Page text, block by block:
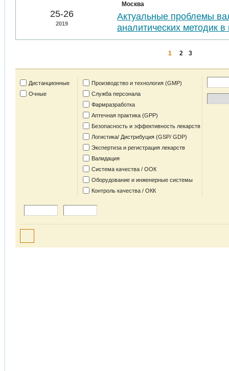
25-26
2019
Москва
Актуальные проблемы
аналитических методик в
1 2 3
Дистанционные
Очные
Производство и технология (GMP)
Служба персонала
Фармразработка
Аптечная практика (GPP)
Безопасность и эффективность лекарств
Логистика/ Дистрибуция (GSP/ GDP)
Экспертиза и регистрация лекарств
Валидация
Система качества / ООК
Оборудование и инженерные системы
Контроль качества / ОКК